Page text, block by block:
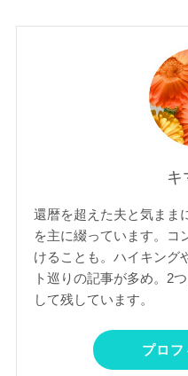
キ
還暦を超えた夫と気まま
を主に綴っています。コ
けることも。ハイキング
ト巡りの記事が多め。2
して残しています。
プロフ